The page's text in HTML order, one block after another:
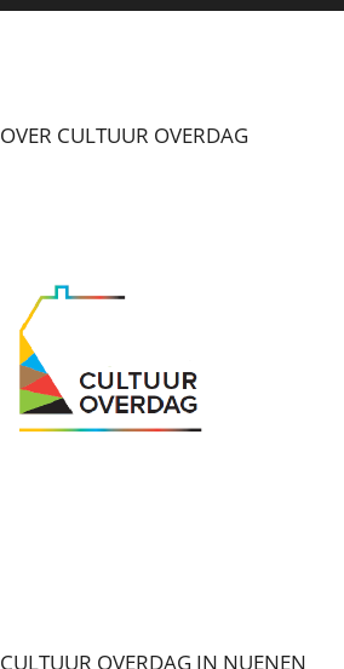
OVER CULTUUR OVERDAG
CULTUUR OVERDAG IN NUENEN